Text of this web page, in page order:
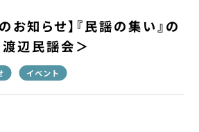
お知らせ】『民謡の集い』の
辺民謡会＞
イベント